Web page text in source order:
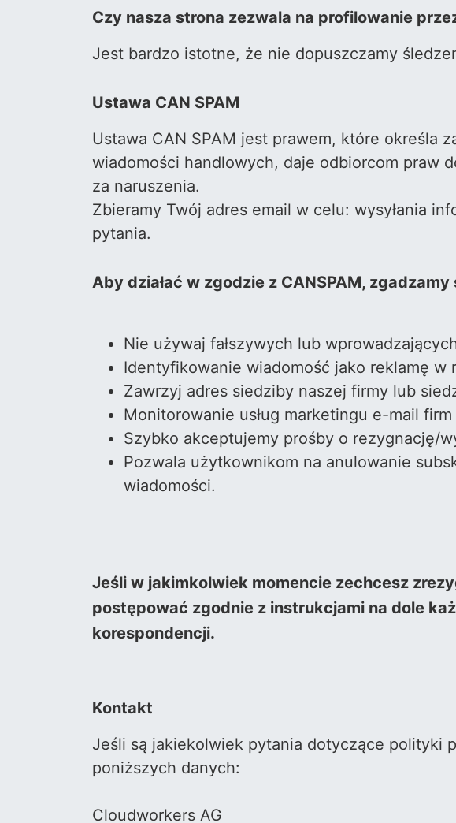
Czy nasza strona zezwala na profilowanie
Jest bardzo istotne, że nie dopuszczamy
Ustawa CAN SPAM
Ustawa CAN SPAM jest prawem, które określa
wiadomości handlowych, daje odbiorcom praw
za naruszenia.
Zbieramy Twój adres email w celu: wysyłania
pytania.
Aby działać w zgodzie z CANSPAM, zgadzamy
Nie używaj fałszywych lub
Identyfikowanie wiadomość jako reklamę w
Zawrzyj adres siedziby naszej firmy lub
Monitorowanie usług marketingu e-mail
Szybko akceptujemy prośby o rezygnację/
Pozwala użytkownikom na anulowanie
wiadomości.
Jeśli w jakimkolwiek momencie zechcesz
postępować zgodnie z instrukcjami na dole
korespondencji.
Kontakt
Jeśli są jakiekolwiek pytania dotyczące polityki
poniższych danych:
Cloudworkers AG